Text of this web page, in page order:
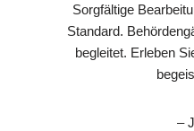
Sorgfältige
Standard.
begleitet. Erleben
–